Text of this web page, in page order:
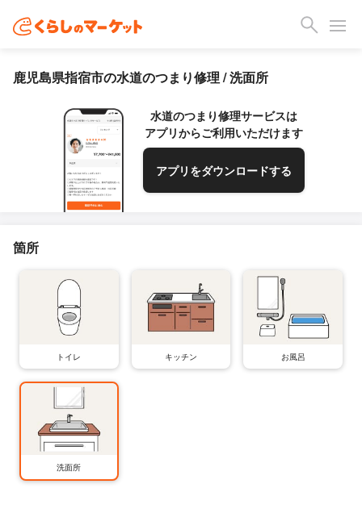
鹿児島県指宿市の水道のつまり修理 / 洗面所
水道のつまり修理サービスは
アプリからご利用いただけます
アプリをダウンロードする
箇所
トイレ キッチン お風呂
洗面所